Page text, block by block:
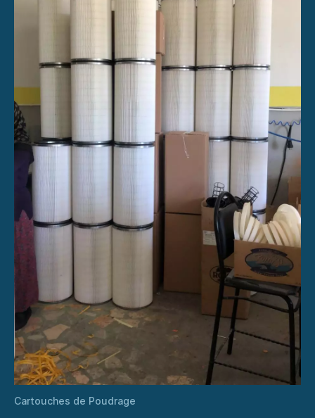
Cartouches de Poudrage